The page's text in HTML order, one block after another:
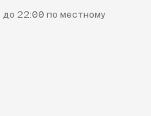
до 22:00 по местному